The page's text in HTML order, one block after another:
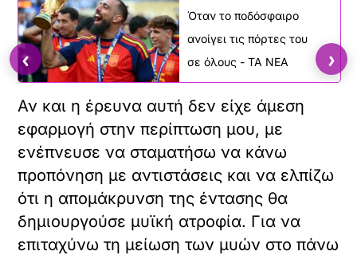
Όταν το ποδόσφαιρο
ανοίγει τις πόρτες του
σε όλους - ΤΑ ΝΕΑ
Αν και η έρευνα αυτή δεν είχε άμεση
εφαρμογή στην περίπτωση μου, με
ενέπνευσε να σταματήσω να κάνω
προπόνηση με αντιστάσεις και να ελπίζω
ότι η απομάκρυνση της έντασης θα
δημιουργούσε μυϊκή ατροφία. Για να
επιταχύνω τη μείωση των μυών στο πάνω
‹ ›